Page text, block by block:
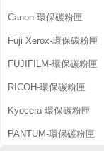
Canon-環保碳粉匣
Fuji Xerox-環保碳粉匣
FUJIFILM-環保碳粉匣
RICOH-環保碳粉匣
Kyocera-環保碳粉匣
PANTUM-環保碳粉匣